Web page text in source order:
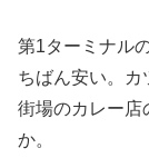
第1ターミナル
ちばん安い。カ
街場のカレー店
か。